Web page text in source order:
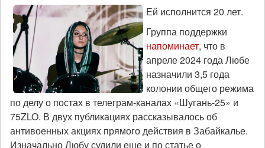
Ей исполнится 20 лет.
Группа поддержки
напоминает, что в
апреле 2024 года Любе
назначили 3,5 года
колонии общего режима
по делу о постах в телеграм-каналах «Шугань-25» и
75ZLO. В двух публикациях рассказывалось об
антивоенных акциях прямого действия в Забайкалье.
Изначально Любу судили еще и по статье о